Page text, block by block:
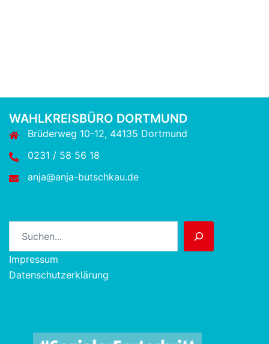
WAHLKREISBÜRO DORTMUND
Brüderweg 10-12, 44135 Dortmund
0231 / 58 56 18
anja@anja-butschkau.de
Impressum
Datenschutzerklärung